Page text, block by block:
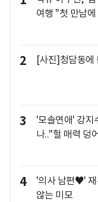
여행 "첫 만남
2 [사진]청담동에
3
'모솔연애' 강지
나.."헐 매력 덩
4
'의사 남편♥' 재
않는 미모